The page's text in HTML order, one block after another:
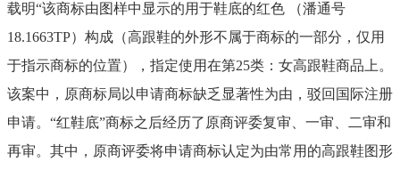
载明“该商标由图样中显示的用于鞋底的红色 （潘通号
18.1663TP）构成（高跟鞋的外形不属于商标的一部分，仅用
于指示商标的位置），指定使用在第25类：女高跟鞋商品上。
该案中，原商标局以申请商标缺乏显著性为由，驳回国际注册
申请。“红鞋底”商标之后经历了原商评委复审、一审、二审和
再审。其中，原商评委将申请商标认定为由常用的高跟鞋图形